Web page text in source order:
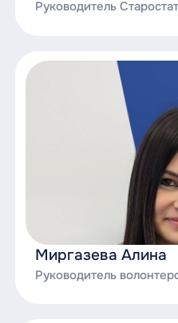
Руководитель
Миргазева Алина
Руководитель